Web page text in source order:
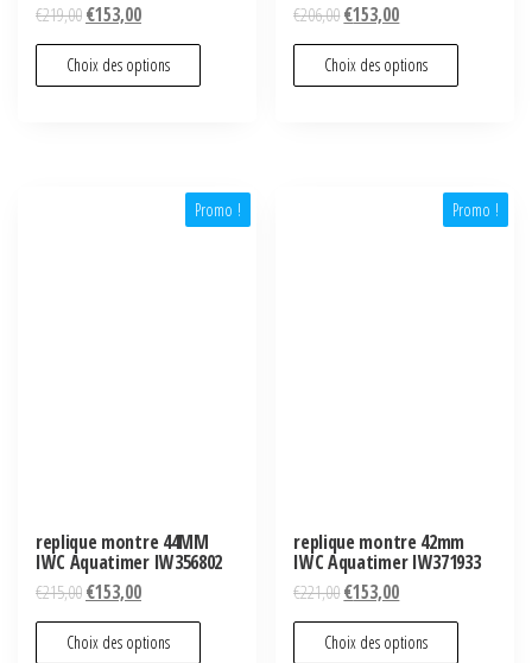
€219,00€153,00
Choix des options
€206,00€153,00
Choix des options
Promo !
replique montre 44MM
IWC Aquatimer IW356802
€215,00€153,00
Choix des options
Promo !
replique montre 42mm
IWC Aquatimer IW371933
€221,00€153,00
Choix des options